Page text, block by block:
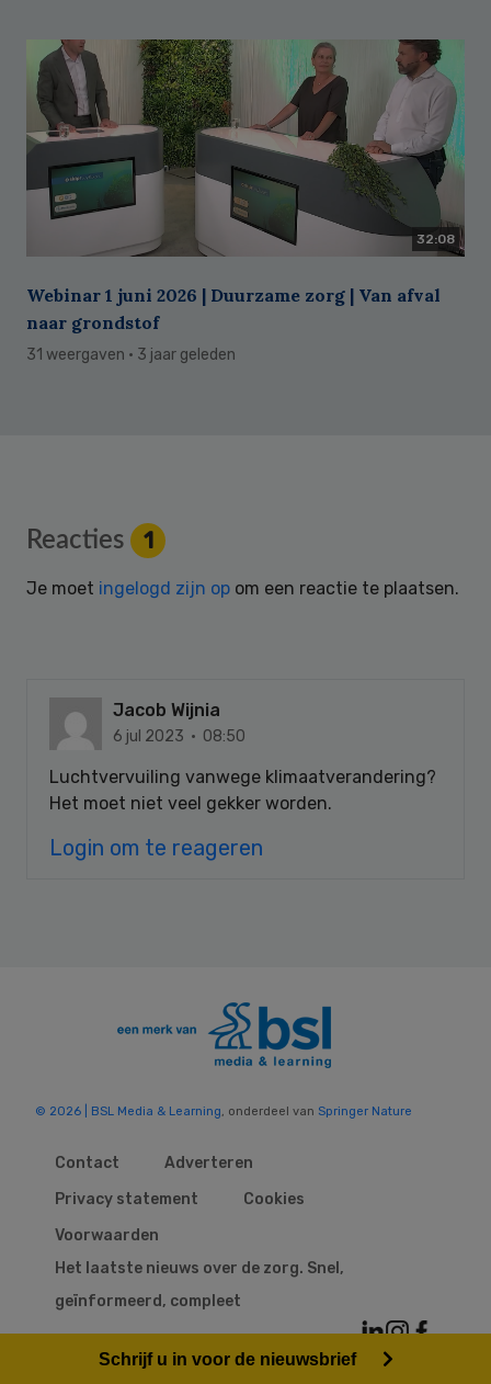
32:08
Webinar 1 juni 2026 | Duurzame zorg | Van afval
naar grondstof
31 weergaven · 3 jaar geleden
Reader
Interactions
Reacties 1
Je moet ingelogd zijn op om een reactie te plaatsen.
Jacob Wijnia
6 jul 2023 · 08:50
Luchtvervuiling vanwege klimaatverandering?
Het moet niet veel gekker worden.
Login om te reageren
© 2026 | BSL Media & Learning, onderdeel van Springer Nature
Contact
Adverteren
Privacy statement
Cookies
Voorwaarden
Het laatste nieuws over de zorg. Snel,
geïnformeerd, compleet
Schrijf u in voor de nieuwsbrief